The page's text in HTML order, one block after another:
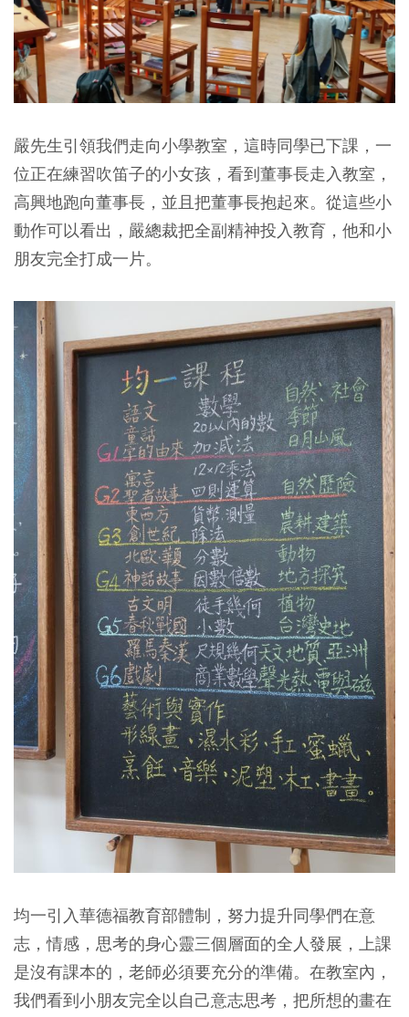
嚴先生引領我們走向小學教室，這時同學已下課，一
位正在練習吹笛子的小女孩，看到董事長走入教室，
高興地跑向董事長，並且把董事長抱起來。從這些小
動作可以看出，嚴總裁把全副精神投入教育，他和小
朋友完全打成一片。
均一引入華德福教育部體制，努力提升同學們在意
志，情感，思考的身心靈三個層面的全人發展，上課
是沒有課本的，老師必須要充分的準備。在教室內，
我們看到小朋友完全以自己意志思考，把所想的畫在